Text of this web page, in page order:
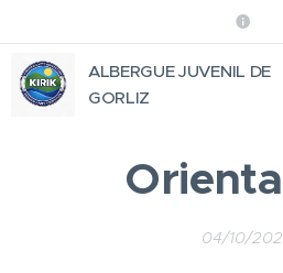
ALBERGUE JUVENIL DE
GORLIZ
04/10/